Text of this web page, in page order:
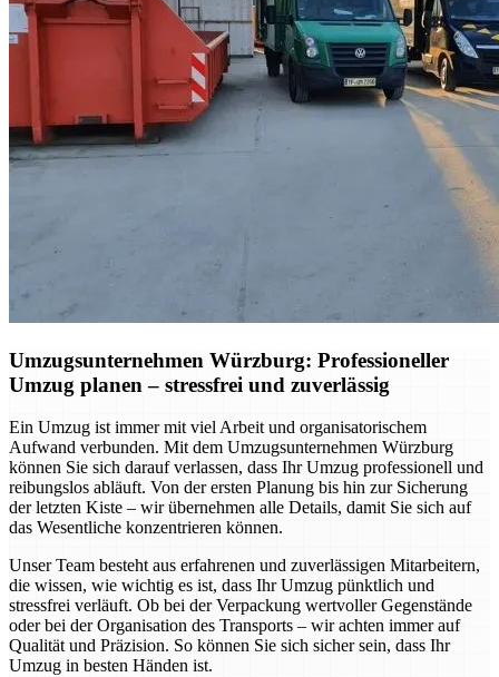
Umzugsunternehmen Würzburg: Professioneller
Umzug planen – stressfrei und zuverlässig
Ein Umzug ist immer mit viel Arbeit und organisatorischem
Aufwand verbunden. Mit dem Umzugsunternehmen Würzburg
können Sie sich darauf verlassen, dass Ihr Umzug professionell und
reibungslos abläuft. Von der ersten Planung bis hin zur Sicherung
der letzten Kiste – wir übernehmen alle Details, damit Sie sich auf
das Wesentliche konzentrieren können.
Unser Team besteht aus erfahrenen und zuverlässigen Mitarbeitern,
die wissen, wie wichtig es ist, dass Ihr Umzug pünktlich und
stressfrei verläuft. Ob bei der Verpackung wertvoller Gegenstände
oder bei der Organisation des Transports – wir achten immer auf
Qualität und Präzision. So können Sie sich sicher sein, dass Ihr
Umzug in besten Händen ist.